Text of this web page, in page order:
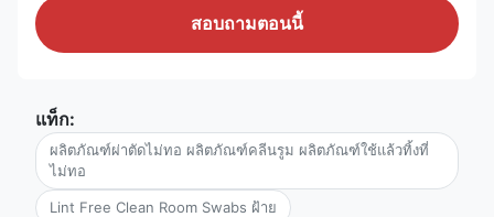
สอบถามตอนนี้
แท็ก:
ผลิตภัณฑ์ผ่าตัดไม่ทอ ผลิตภัณฑ์คลีนรูม ผลิตภัณฑ์ใช้แล้วทิ้งที่
ไม่ทอ
Lint Free Clean Room Swabs ฝ้าย